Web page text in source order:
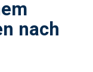
nach